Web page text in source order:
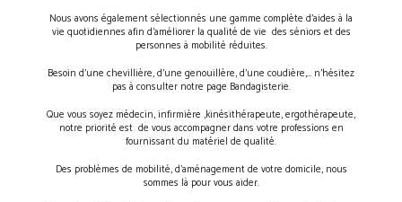
Nous avons également sélectionnés une gamme complète d’aides à la
vie quotidiennes afin d’améliorer la qualité de vie des séniors et des
personnes à mobilité réduites.
Besoin d’une chevillière, d’une genouillère, d’une coudière,… n’hésitez
pas à consulter notre page Bandagisterie.
Que vous soyez médecin, infirmière ,kinésithérapeute, ergothérapeute,
notre priorité est de vous accompagner dans votre professions en
fournissant du matériel de qualité.
Des problèmes de mobilité, d’aménagement de votre domicile, nous
sommes là pour vous aider.